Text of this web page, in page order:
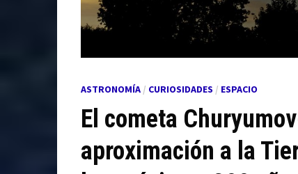
ASTRONOMÍA/ CURIOSIDADES / ESPACIO
El cometa
aproximación a la